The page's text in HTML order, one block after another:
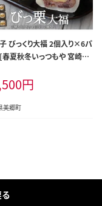
びっくり大福 2個入り×6パ
春夏秋冬いっつもや 宮崎県
め合わせ 栗づくし 和菓子
ーツ 宮崎県産 美郷産 冷凍 送
手作り お菓子 おやつ 渋皮
円
美郷町